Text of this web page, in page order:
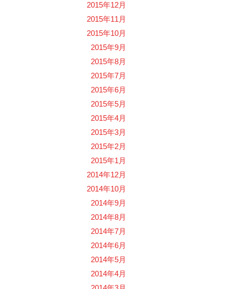
2015年12月
2015年11月
2015年10月
2015年9月
2015年8月
2015年7月
2015年6月
2015年5月
2015年4月
2015年3月
2015年2月
2015年1月
2014年12月
2014年10月
2014年9月
2014年8月
2014年7月
2014年6月
2014年5月
2014年4月